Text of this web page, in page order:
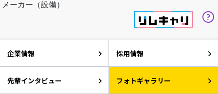
メーカー（設備）
企業情報 採用情報
先輩インタビュー フォトギャラリー